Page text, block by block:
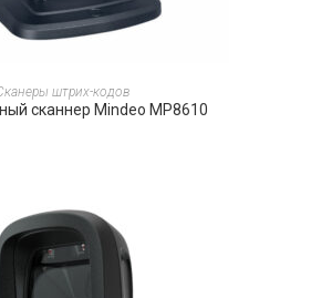
ПОДРОБНЕЕ
штрих-кодов
сканнер Mindeo MP8610